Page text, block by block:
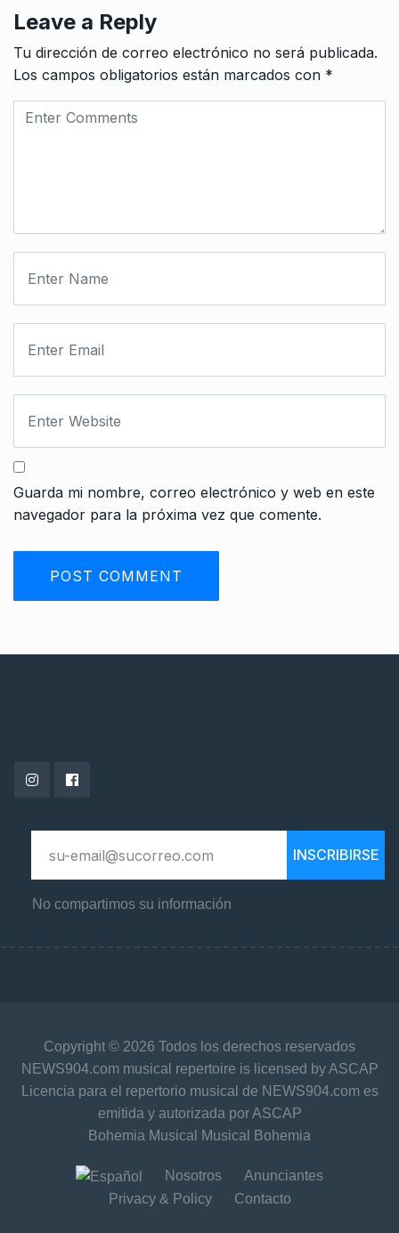
Leave a Reply
Tu dirección de correo electrónico no será publicada.
Los campos obligatorios están marcados con *
Guarda mi nombre, correo electrónico y web en este
navegador para la próxima vez que comente.
INSCRIBIRSE
No compartimos su información
Copyright © 2026 Todos los derechos reservados
NEWS904.com musical repertoire is licensed by ASCAP
Licencia para el repertorio musical de NEWS904.com es
emitida y autorizada por ASCAP
Bohemia Musical Musical Bohemia
Nosotros
Anunciantes
Privacy & Policy
Contacto